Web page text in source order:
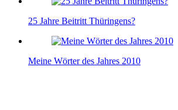
25 Jahre Beitritt Thüringens?
Meine Wörter des Jahres 2010